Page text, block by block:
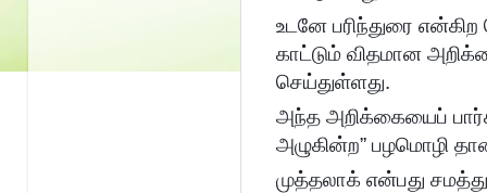
உடனே பரிந்துரை
காட்டும் விதமான
செய்துள்ளது.
அந்த அறிக்கையைப்
அழுகின்ற” பழமொழி
முத்தலாக் என்பது